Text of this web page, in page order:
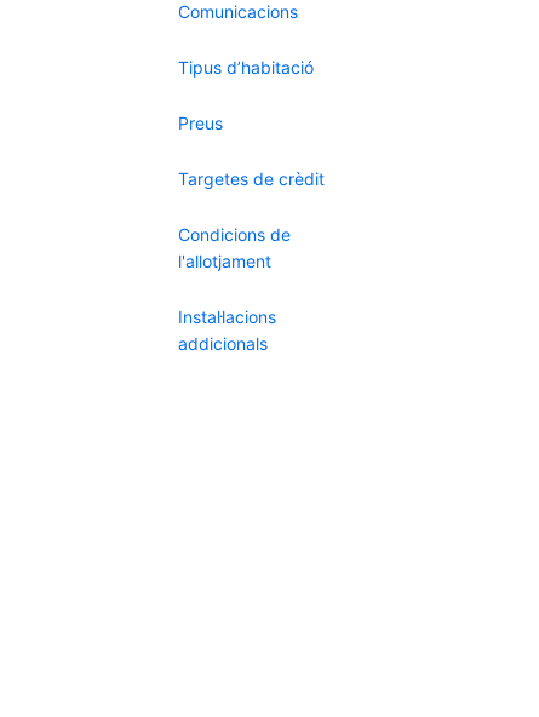
Comunicacions
Tipus d’habitació
Preus
Targetes de crèdit
Condicions de
l'allotjament
Instal·lacions
addicionals